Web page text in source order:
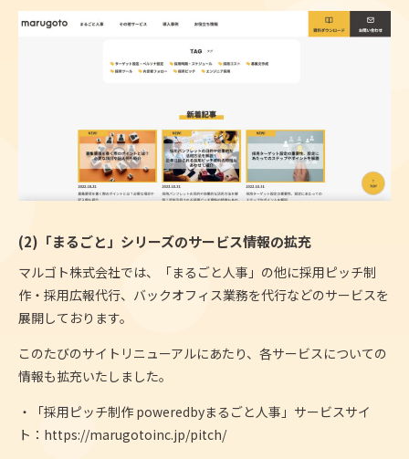
(2)「まるごと」シリーズのサービス情報の拡充
マルゴト株式会社では、「まるごと人事」の他に採用ピッチ制
作・採用広報代行、バックオフィス業務を代行などのサービスを
展開しております。
このたびのサイトリニューアルにあたり、各サービスについての
情報も拡充いたしました。
・「採用ピッチ制作 poweredbyまるごと人事」サービスサイ
ト： https://marugotoinc.jp/pitch/